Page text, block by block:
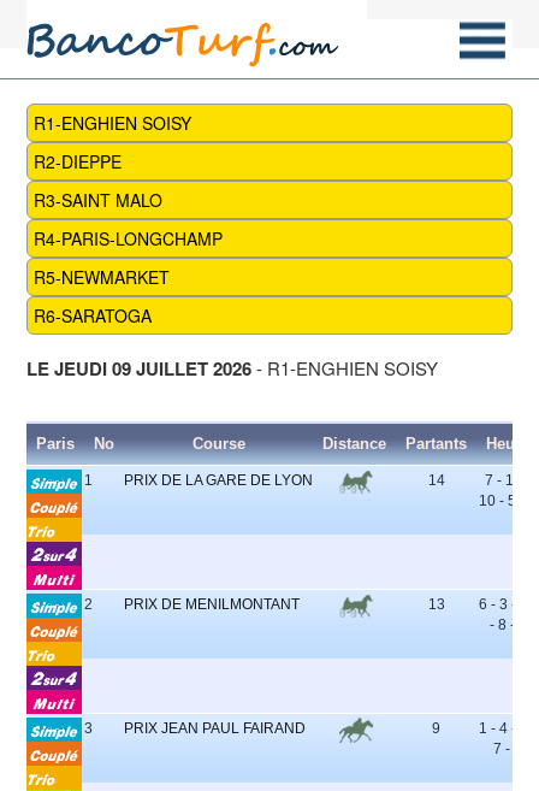
R1-ENGHIEN SOISY
R2-DIEPPE
R3-SAINT MALO
R4-PARIS-LONGCHAMP
R5-NEWMARKET
R6-SARATOGA
LE JEUDI 09 JUILLET 2026- R1-ENGHIEN SOISY
Paris No Course Distance Partants Heure
1 PRIX DE LA GARE DE LYON 14
7 - 12 -
10 - 5 - 3
2 PRIX DE MENILMONTANT 13
6 - 3 - 10
- 8 - 7
3 PRIX JEAN PAUL FAIRAND 9
1 - 4 - 5 -
7 - 6